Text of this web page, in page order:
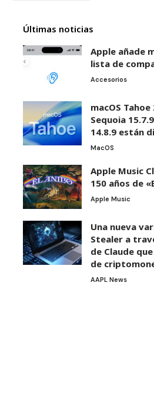
Últimas noticias
Apple añade
lista de
Accesorios
macOS Tahoe
Sequoia
14.8.9 están
MacOS
Apple Music
150 años de
Apple Music
Una nueva
Stealer a
de Claude
de
AAPL News